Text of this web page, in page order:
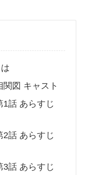
関図 キャスト
1話 あらすじ
2話 あらすじ
3話 あらすじ